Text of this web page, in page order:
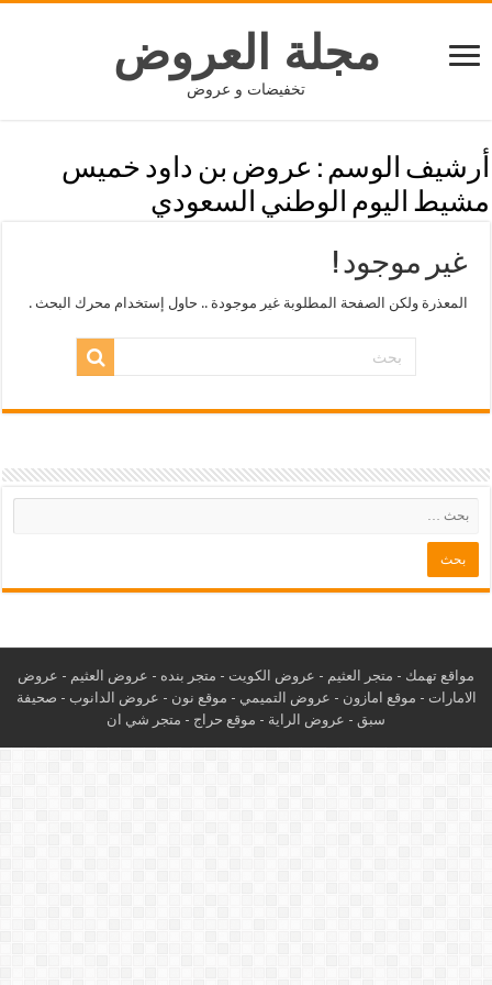
مجلة العروض
تخفيضات و عروض
أرشيف الوسم : عروض بن داود خميس
مشيط اليوم الوطني السعودي
غير موجود !
المعذرة ولكن الصفحة المطلوبة غير موجودة .. حاول إستخدام محرك البحث .
مواقع تهمك - متجر العثيم - عروض الكويت - متجر بنده - عروض العثيم - عروض
الامارات - موقع امازون - عروض التميمي - موقع نون - عروض الدانوب - صحيفة
سبق - عروض الراية - موقع حراج - متجر شي ان